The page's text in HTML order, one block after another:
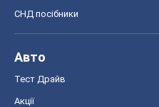
СНД посібники
Авто
Тест Драйв
Акції